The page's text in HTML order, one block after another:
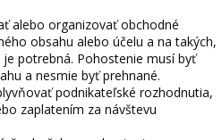
alebo organizovať obchodné
obsahu alebo účelu a na takých,
potrebná. Pohostenie musí byť
a nesmie byť prehnané.
podnikateľské rozhodnutia,
zaplatením za návštevu